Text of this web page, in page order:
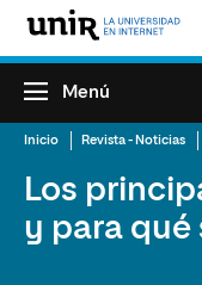
Menú
Inicio Revista - Noticias
Los
y para qué